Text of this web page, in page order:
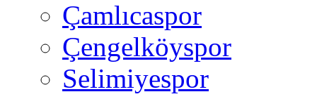
Çamlıcaspor
Çengelköyspor
Selimiyespor